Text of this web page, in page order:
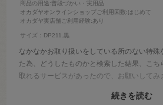
商品の用途:普段づかい・実用品
オカダヤオンラインショップご利用回数:はじめて
オカダヤ実店舗ご利用経験:あり
サイズ：DP211.黒
なかなかお取り扱いをしている所のない特殊
た為、どうしたものかと検索した結果、こち
取れるサービスがあったので、お願いしてみ
したので、出掛けたついでに受け取る事がで
続きを読む